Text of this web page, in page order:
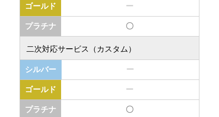
ー
〇
二次対応サービス（カスタム）
ー
ー
〇